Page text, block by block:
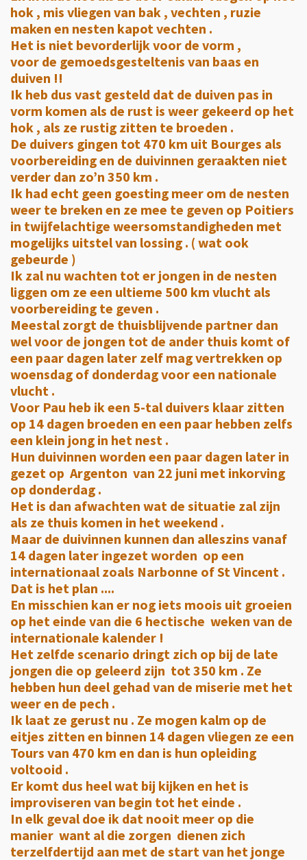
hok , mis vliegen van bak , vechten , ruzie
maken en nesten kapot vechten .
Het is niet bevorderlijk voor de vorm ,
voor de gemoedsgesteltenis van baas en
duiven !!
Ik heb dus vast gesteld dat de duiven pas in
vorm komen als de rust is weer gekeerd op het
hok , als ze rustig zitten te broeden .
De duivers gingen tot 470 km uit Bourges als
voorbereiding en de duivinnen geraakten niet
verder dan zo’n 350 km .
Ik had echt geen goesting meer om de nesten
weer te breken en ze mee te geven op Poitiers
in twijfelachtige weersomstandigheden met
mogelijks uitstel van lossing . ( wat ook
gebeurde )
Ik zal nu wachten tot er jongen in de nesten
liggen om ze een ultieme 500 km vlucht als
voorbereiding te geven .
Meestal zorgt de thuisblijvende partner dan
wel voor de jongen tot de ander thuis komt of
een paar dagen later zelf mag vertrekken op
woensdag of donderdag voor een nationale
vlucht .
Voor Pau heb ik een 5-tal duivers klaar zitten
op 14 dagen broeden en een paar hebben zelfs
een klein jong in het nest .
Hun duivinnen worden een paar dagen later in
gezet op Argenton van 22 juni met inkorving
op donderdag .
Het is dan afwachten wat de situatie zal zijn
als ze thuis komen in het weekend .
Maar de duivinnen kunnen dan alleszins vanaf
14 dagen later ingezet worden op een
internationaal zoals Narbonne of St Vincent .
Dat is het plan ....
En misschien kan er nog iets moois uit groeien
op het einde van die 6 hectische weken van de
internationale kalender !
Het zelfde scenario dringt zich op bij de late
jongen die op geleerd zijn tot 350 km . Ze
hebben hun deel gehad van de miserie met het
weer en de pech .
Ik laat ze gerust nu . Ze mogen kalm op de
eitjes zitten en binnen 14 dagen vliegen ze een
Tours van 470 km en dan is hun opleiding
voltooid .
Er komt dus heel wat bij kijken en het is
improviseren van begin tot het einde .
In elk geval doe ik dat nooit meer op die
manier want al die zorgen dienen zich
terzelfdertijd aan met de start van het jonge